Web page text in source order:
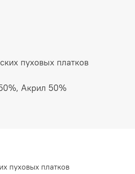
16 (S-M) и 18 (M-L).
горизонтально в самом
пуховых платков
Акрил 50%
пуховых платков